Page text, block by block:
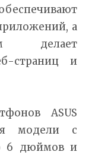
а
делает
страниц и
ASUS
модели с
6 дюймов и